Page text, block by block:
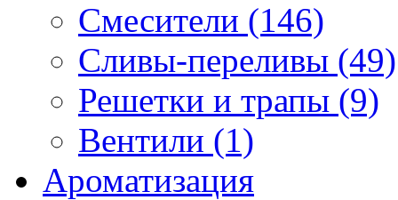
Смесители (146)
Сливы-переливы (49)
Решетки и трапы (9)
Вентили (1)
Ароматизация